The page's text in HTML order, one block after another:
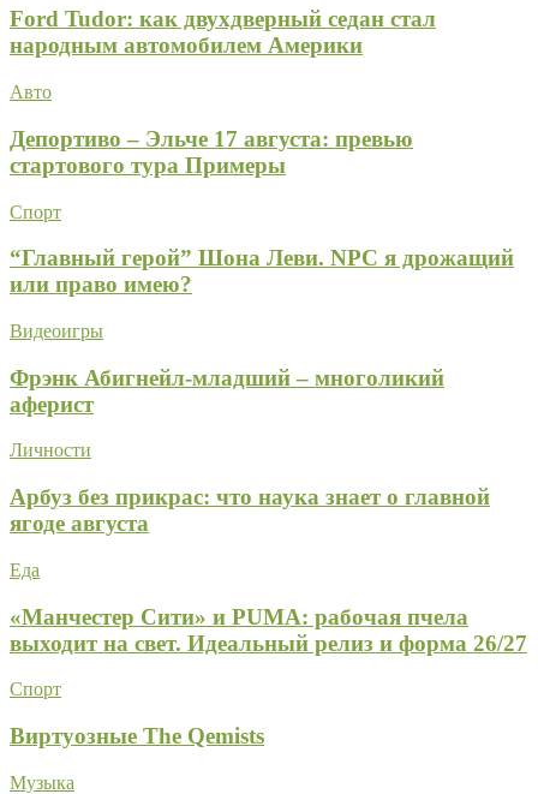
Ford Tudor: как двухдверный седан стал
народным автомобилем Америки
Авто
Депортиво – Эльче 17 августа: превью
стартового тура Примеры
Спорт
“Главный герой” Шона Леви. NPC я дрожащий
или право имею?
Видеоигры
Фрэнк Абигнейл-младший – многоликий
аферист
Личности
Арбуз без прикрас: что наука знает о главной
ягоде августа
Еда
«Манчестер Сити» и PUMA: рабочая пчела
выходит на свет. Идеальный релиз и форма 26/27
Спорт
Виртуозные The Qemists
Музыка